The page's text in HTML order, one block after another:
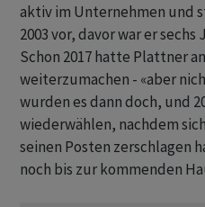
aktiv im Unternehmen und
2003 vor, davor war er
Schon 2017 hatte Plattner
weiterzumachen - «aber
wurden es dann doch, und
wiederwählen, nachdem
seinen Posten zerschlagen
noch bis zur kommenden